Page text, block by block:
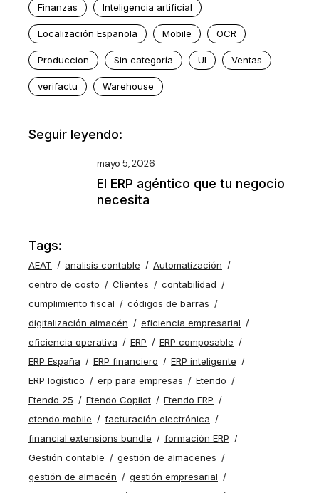
Finanzas Inteligencia artificial
Localización Española Mobile OCR
Produccion Sin categoría UI Ventas
verifactu Warehouse
Seguir leyendo:
mayo 5, 2026
El ERP agéntico que tu negocio
necesita
Tags:
AEAT analisis contable
Automatización
centro de costo
Clientes
contabilidad
cumplimiento fiscal
códigos de barras
digitalización almacén
eficiencia empresarial
eficiencia operativa
ERP
ERP composable
ERP España
ERP financiero
ERP inteligente
ERP logístico
erp para empresas
Etendo
Etendo 25
Etendo Copilot
Etendo ERP
etendo mobile
facturación electrónica
financial extensions bundle
formación ERP
Gestión contable
gestión de almacenes
gestión de almacén
gestión empresarial